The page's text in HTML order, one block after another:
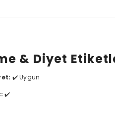
& Diyet
✔️ Uygun
✔️